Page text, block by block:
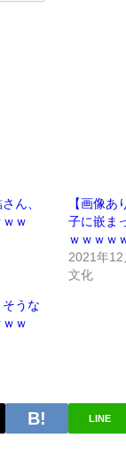
ん、
ｗ
【画像あ
子に嵌ま
ｗｗｗｗ
2021年12
文化
そうな
ｗ
LINE